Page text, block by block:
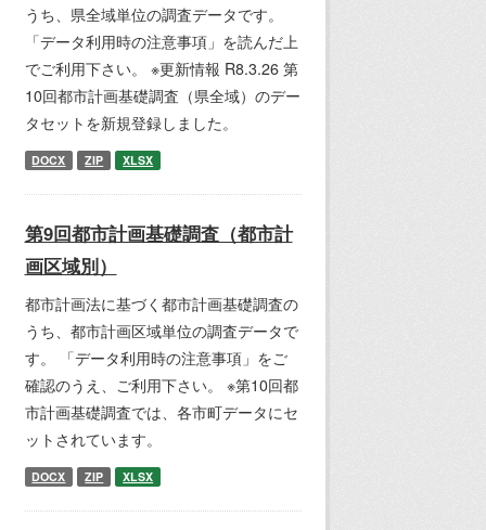
うち、県全域単位の調査データです。
「データ利用時の注意事項」を読んだ上
でご利用下さい。 ※更新情報 R8.3.26 第
10回都市計画基礎調査（県全域）のデー
タセットを新規登録しました。
DOCX ZIP XLSX
第9回都市計画基礎調査（都市計
画区域別）
都市計画法に基づく都市計画基礎調査の
うち、都市計画区域単位の調査データで
す。 「データ利用時の注意事項」をご
確認のうえ、ご利用下さい。 ※第10回都
市計画基礎調査では、各市町データにセ
ットされています。
DOCX ZIP XLSX